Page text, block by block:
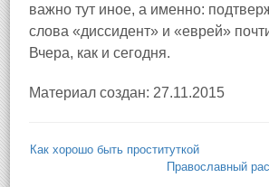
важно тут иное, а именно:
слова «диссидент» и «еврей»
Вчера, как и сегодня.
Материал создан: 27.11.2015
Как хорошо быть проституткой
Православный